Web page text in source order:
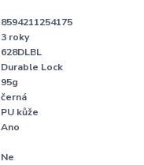
8594211254175
3 roky
628DLBL
Durable Lock
95g
černá
PU kůže
Ano
Ne